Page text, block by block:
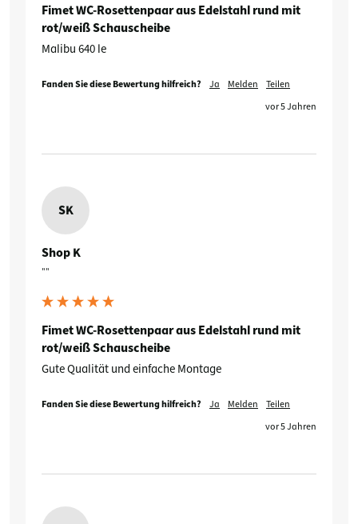
Fimet WC-Rosettenpaar aus Edelstahl rund mit
rot/weiß Schauscheibe
Malibu 640 le
Fanden Sie diese Bewertung hilfreich? Ja Melden
Teilen
vor 5 Jahren
SK
Shop K
""
Fimet WC-Rosettenpaar aus Edelstahl rund mit
rot/weiß Schauscheibe
Gute Qualität und einfache Montage
Fanden Sie diese Bewertung hilfreich? Ja Melden
Teilen
vor 5 Jahren